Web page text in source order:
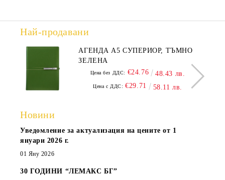
Най-продавани
АГЕНДА А5 СУПЕРИОР, ТЪМНО
ЗЕЛЕНА
Цена без ДДС: €24.76 48.43 лв.
Цена с ДДС: €29.71 58.11 лв.
Новини
Уведомление за актуализация на цените от 1
януари 2026 г.
01 Яну 2026
30 ГОДИНИ “ЛЕМАКС БГ”